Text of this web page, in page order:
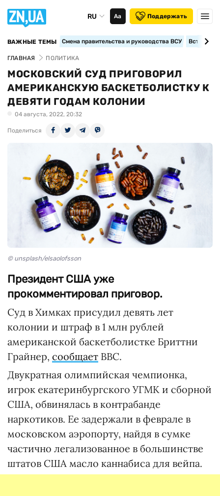
RU Аа Поддержать
ВАЖНЫЕ ТЕМЫ Смена правительства и руководства ВСУ
ГЛАВНАЯ ПОЛИТИКА
МОСКОВСКИЙ СУД ПРИГОВОРИЛ
АМЕРИКАНСКУЮ БАСКЕТБОЛИСТКУ К
ДЕВЯТИ ГОДАМ КОЛОНИИ
04 августа, 2022, 20:32
Поделиться
© unsplash/elsaolofsson
Президент США уже
прокомментировал приговор.
Суд в Химках присудил девять лет
колонии и штраф в 1 млн рублей
американской баскетболистке Бриттни
Грайнер, сообщает BBC.
Двукратная олимпийская чемпионка,
игрок екатеринбургского УГМК и сборной
США, обвинялась в контрабанде
наркотиков. Ее задержали в феврале в
московском аэропорту, найдя в сумке
частично легализованное в большинстве
штатов США масло каннабиса для вейпа.